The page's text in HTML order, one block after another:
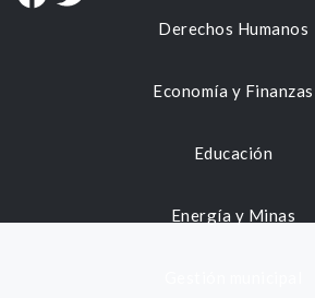
Derechos Humanos
Economía y Finanzas
Educación
Energía y Minas